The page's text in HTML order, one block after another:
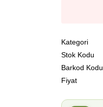
Kategori
Stok Kodu
Barkod Kodu
Fiyat